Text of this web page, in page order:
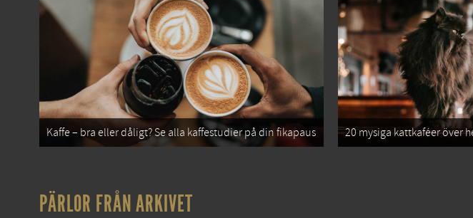
Kaffe – bra eller dåligt? Se alla kaffestudier på din fikapaus 20 mysiga kattkaféer över
PÄRLOR FRÅN ARKIVET